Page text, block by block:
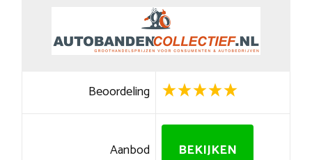
Beoordeling
Aanbod BEKIJKEN